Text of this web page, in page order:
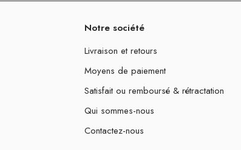
Notre société
Livraison et retours
Moyens de paiement
Satisfait ou remboursé & rétractation
Qui sommes-nous
Contactez-nous